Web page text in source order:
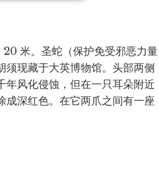
米。圣蛇（保护免受邪恶力量
现藏于大英博物馆。头部两侧
年风化侵蚀，但在一只耳朵附近
成深红色。在它两爪之间有一座